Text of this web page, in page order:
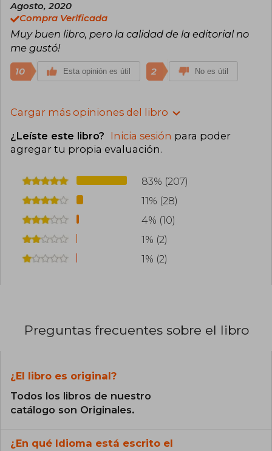
Agosto, 2020
Compra Verificada
Muy buen libro, pero la calidad de la editorial no
me gustó!
10 Esta opinión es útil 2 No es útil
Cargar más opiniones del libro
¿Leíste este libro? Inicia sesión para poder
agregar tu propia evaluación.
83% (207)
11% (28)
4% (10)
1% (2)
1% (2)
Preguntas frecuentes sobre el libro
¿El libro es original?
Todos los libros de nuestro
catálogo son Originales.
¿En qué Idioma está escrito el